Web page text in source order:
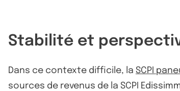
Stabilité et
Dans ce contexte difficile, la SCPI
sources de revenus de la SCPI